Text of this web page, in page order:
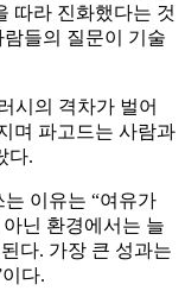
따라 진화했다는 것
들의 질문이 기술
시의 격차가 벌어
며 파고드는 사람과
다.
이유는 “여유가
닌 환경에서는 늘
다. 가장 큰 성과는
다.